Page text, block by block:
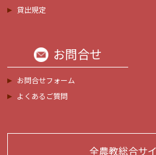
貸出規定
お問合せ
お問合せフォーム
よくあるご質問
全農教総合サ